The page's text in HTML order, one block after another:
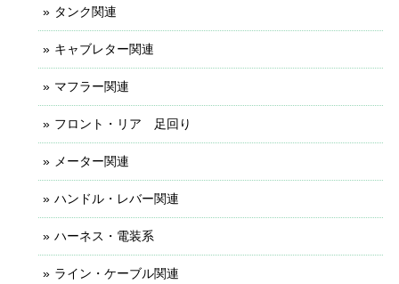
タンク関連
キャブレター関連
マフラー関連
フロント・リア 足回り
メーター関連
ハンドル・レバー関連
ハーネス・電装系
ライン・ケーブル関連